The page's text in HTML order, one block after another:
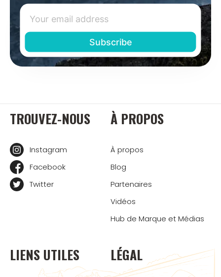
TROUVEZ-NOUS
Instagram
Facebook
Twitter
À PROPOS
À propos
Blog
Partenaires
Vidéos
Hub de Marque et Médias
LIENS UTILES LÉGAL